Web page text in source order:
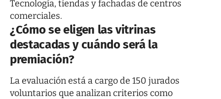
Tecnología, tiendas y fachadas de centros
comerciales.
¿Cómo se eligen las vitrinas
destacadas y cuándo será la
premiación?
La evaluación está a cargo de 150 jurados
voluntarios que analizan criterios como